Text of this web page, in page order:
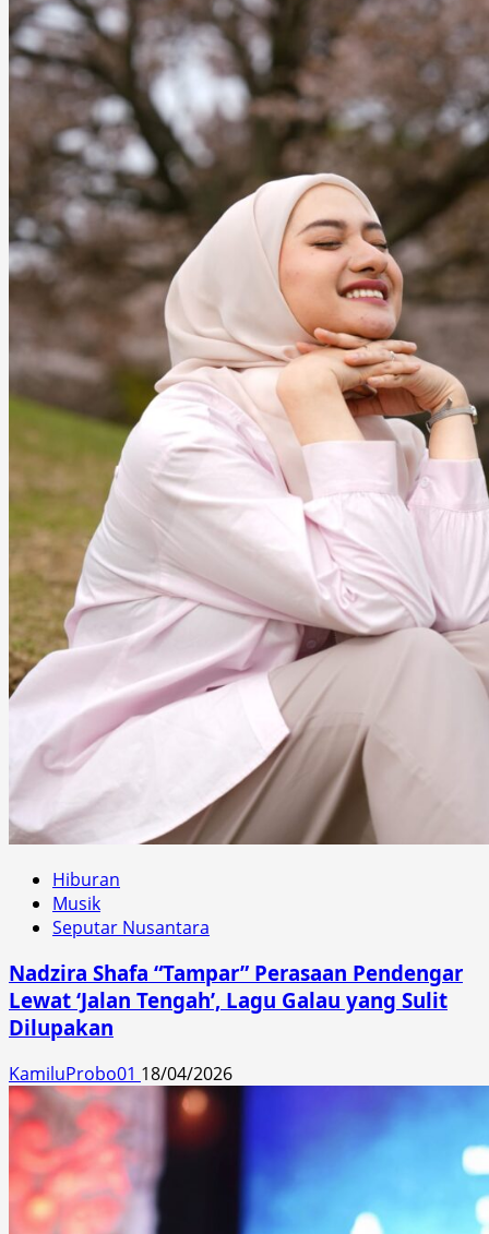
Hiburan
Musik
Seputar Nusantara
Nadzira Shafa “Tampar” Perasaan Pendengar
Lewat ‘Jalan Tengah’, Lagu Galau yang Sulit
Dilupakan
KamiluProbo01 18/04/2026